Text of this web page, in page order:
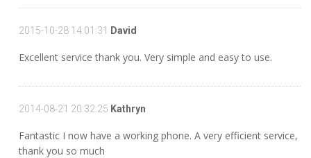
2015-10-28 14:01:31 David
Excellent service thank you. Very simple and easy to use.
2014-08-21 20:32:25 Kathryn
Fantastic I now have a working phone. A very efficient service,
thank you so much